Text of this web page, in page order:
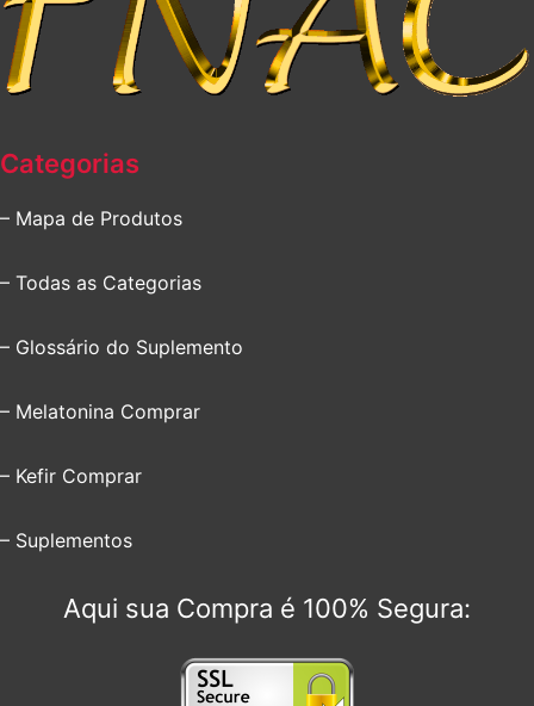
Categorias
– Mapa de Produtos
– Todas as Categorias
– Glossário do Suplemento
– Melatonina Comprar
– Kefir Comprar
– Suplementos
Aqui sua Compra é 100% Segura: